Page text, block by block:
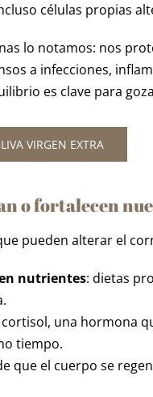
células propias
lo notamos: nos
a infecciones,
es clave para
VIRGEN EXTRA
o fortalecen
pueden alterar el
nutrientes: dietas
una hormona
tiempo.
que el cuerpo se